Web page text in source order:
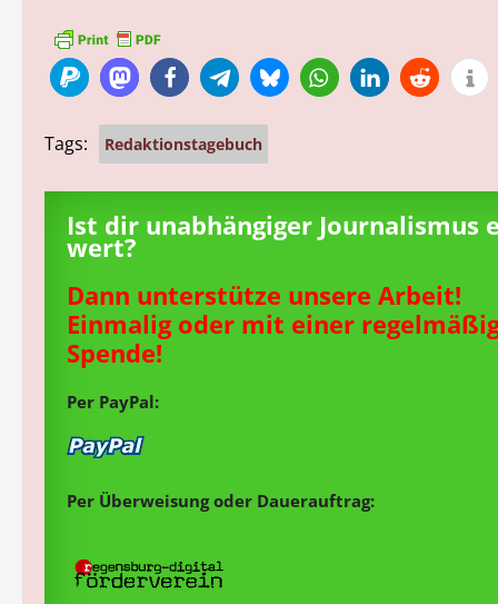
Tags: Redaktionstagebuch
Ist dir unabhängiger Journalismus
wert?
Dann unterstütze unsere Arbeit!
Einmalig oder mit einer
Spende!
Per PayPal:
Per Überweisung oder Dauerauftrag: